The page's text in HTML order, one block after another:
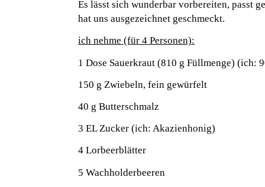
Es lässt sich wunderbar vorbereiten, passt
hat uns ausgezeichnet geschmeckt.
ich nehme (für 4 Personen):
1 Dose Sauerkraut (810 g Füllmenge) (ich:
150 g Zwiebeln, fein gewürfelt
40 g Butterschmalz
3 EL Zucker (ich: Akazienhonig)
4 Lorbeerblätter
5 Wachholderbeeren